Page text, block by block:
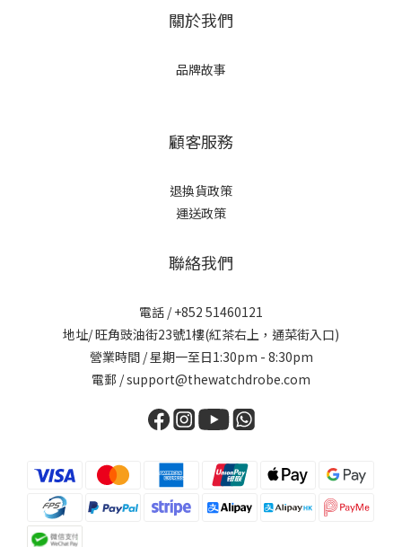
關於我們
品牌故事
顧客服務
退換貨政策
運送政策
聯絡我們
電話 / +852 51460121
地址/ 旺角豉油街23號1樓(紅茶右上，通菜街入口)
營業時間 / 星期一至日1:30pm - 8:30pm
電郵 / support@thewatchdrobe.com